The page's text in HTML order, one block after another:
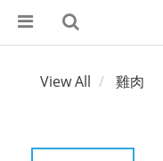
View All 雞肉